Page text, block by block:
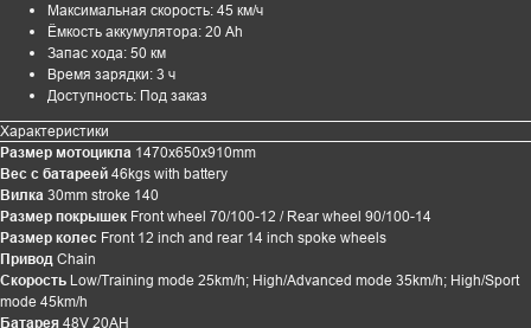
Максимальная скорость: 45 км/ч
Ёмкость аккумулятора: 20 Ah
Запас хода: 50 км
Время зарядки: 3 ч
Доступность: Под заказ
Характеристики
Размер мотоцикла 1470x650x910mm
Вес с батареей 46kgs with battery
Вилка 30mm stroke 140
Размер покрышек Front wheel 70/100-12 / Rear wheel 90/100-14
Размер колес Front 12 inch and rear 14 inch spoke wheels
Привод Chain
Скорость Low/Training mode 25km/h; High/Advanced mode 35km/h; High/Sport
mode 45km/h
Батарея 48V 20AH